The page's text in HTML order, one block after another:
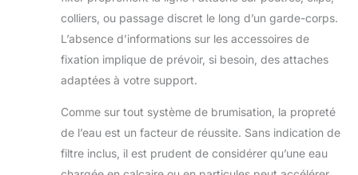
colliers, ou passage discret le long d’un garde-corps.
L’absence d’informations sur les accessoires de
fixation implique de prévoir, si besoin, des attaches
adaptées à votre support.
Comme sur tout système de brumisation, la propreté
de l’eau est un facteur de réussite. Sans indication de
filtre inclus, il est prudent de considérer qu’une eau